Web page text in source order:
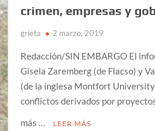
crimen, empresas y
grieta 2 marzo, 2019
Redacción/SIN EMBARGO El
Gisela Zaremberg (de Flacso) y
(de la inglesa Montfort
conflictos derivados por
más …
LEER MÁS